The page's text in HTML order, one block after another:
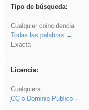
Tipo de búsqueda:
Cualquier coincidencia
Todas las palabras
Exacta
Licencia:
Cualquiera
CCo Dominio Público